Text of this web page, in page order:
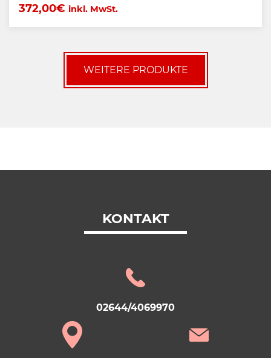
372,00€ inkl. MwSt.
WEITERE PRODUKTE
KONTAKT
02644/4069970